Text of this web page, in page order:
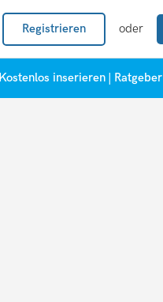
Registrieren oder
Kostenlos inserieren Ratgeber